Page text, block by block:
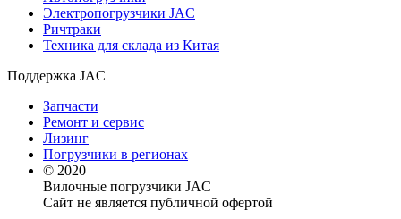
Электропогрузчики JAC
Ричтраки
Техника для склада из Китая
Поддержка JAC
Запчасти
Ремонт и сервис
Лизинг
Погрузчики в регионах
© 2020
Вилочные погрузчики JAC
Сайт не является публичной офертой